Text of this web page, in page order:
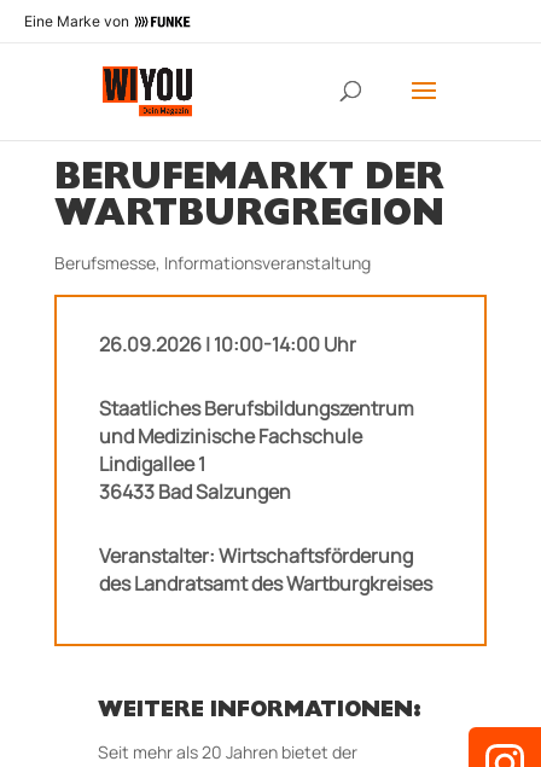
Eine Marke von
BERUFEMARKT DER
WARTBURGREGION
Berufsmesse, Informationsveranstaltung
26.09.2026 | 10:00-14:00 Uhr
Staatliches Berufsbildungszentrum
und Medizinische Fachschule
Lindigallee 1
36433 Bad Salzungen
Veranstalter: Wirtschaftsförderung
des Landratsamt des Wartburgkreises
WEITERE INFORMATIONEN:
Seit mehr als 20 Jahren bietet der